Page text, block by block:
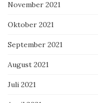
November 2021
Oktober 2021
September 2021
August 2021
Juli 2021